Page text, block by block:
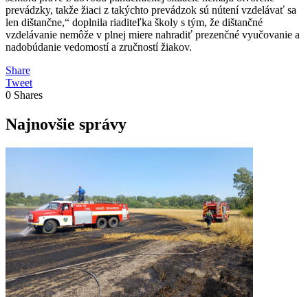
prevádzky, takže žiaci z takýchto prevádzok sú nútení vzdelávať sa
len dištančne,“ doplnila riaditeľka školy s tým, že dištančné
vzdelávanie nemôže v plnej miere nahradiť prezenčné vyučovanie a
nadobúdanie vedomostí a zručností žiakov.
Share
Tweet
0 Shares
Najnovšie správy